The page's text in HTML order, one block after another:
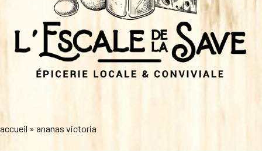
accueil » ananas victoria